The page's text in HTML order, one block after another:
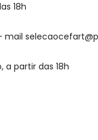
18h
mail
a partir das 18h